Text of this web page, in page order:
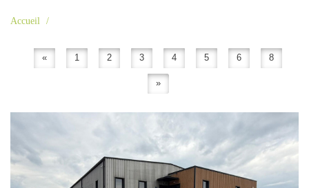
Accueil
« 1 2 3 4 5 6 8
»